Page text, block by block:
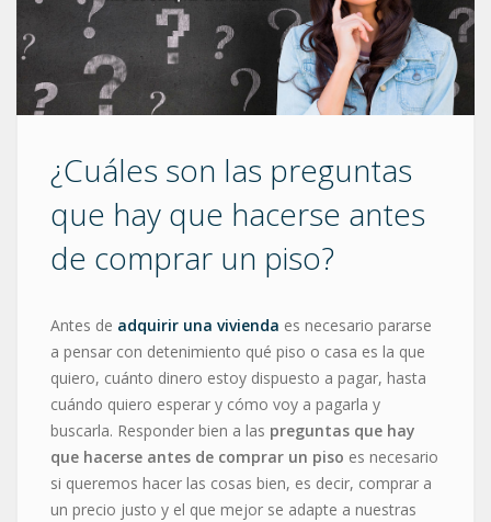
¿Cuáles son las preguntas
que hay que hacerse antes
de comprar un piso?
Antes de adquirir una vivienda es necesario pararse
a pensar con detenimiento qué piso o casa es la que
quiero, cuánto dinero estoy dispuesto a pagar, hasta
cuándo quiero esperar y cómo voy a pagarla y
buscarla. Responder bien a las preguntas que hay
que hacerse antes de comprar un piso es necesario
si queremos hacer las cosas bien, es decir, comprar a
un precio justo y el que mejor se adapte a nuestras